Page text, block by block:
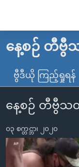
လွယ်ကူ
သည့်
များ
ပင်မ
အကြောင်းအရာ
မူလစာမျက်နှာ
မြန်မာ
ကမ္ဘာ့သတင်းများ
နိုင်ငံတကာ
တရုတ်
အစ္စရေး-ပါလက်စတိုင်
ဗွီဒီယို
ရပ်ဝန်းတခု လမ်းတ
အင်္ဂလိပ်စာလေ့လာ
နေ့စဉ် တီဗွီ
ဗွီဒီယို ကြည့်ရှုရန်
နေ့စဉ် တီဗွီသ
၀၃ စက္တင္ဘာ၊ ၂၀၂၀